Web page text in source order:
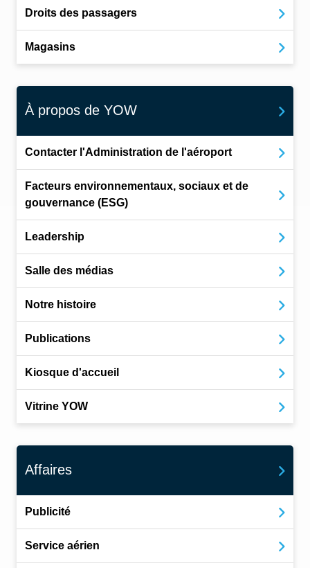
Droits des passagers
Magasins
À propos de YOW
Contacter l'Administration de l'aéroport
Facteurs environnementaux, sociaux et de
gouvernance (ESG)
Leadership
Salle des médias
Notre histoire
Publications
Kiosque d'accueil
Vitrine YOW
Affaires
Publicité
Service aérien